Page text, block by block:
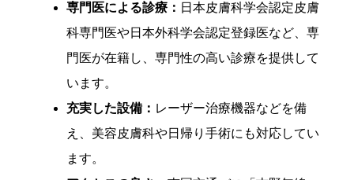
専門医による診療： 日本皮膚科学会認定皮膚
科専門医や日本外科学会認定登録医など、専
門医が在籍し、専門性の高い診療を提供して
います。
充実した設備： レーザー治療機器などを備
え、美容皮膚科や日帰り手術にも対応してい
ます。